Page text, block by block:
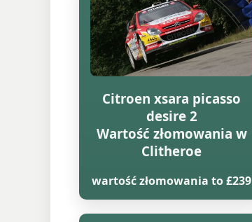
Citroen xsara picasso
desire 2
Wartość złomowania w
Clitheroe
wartość złomowania to £239